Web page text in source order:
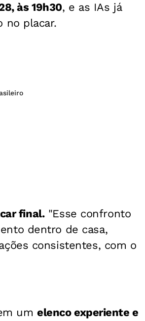
às 19h30, e as IAs já
no placar.
final."Esse confronto
dentro de casa,
consistentes, com o
umelenco experiente e